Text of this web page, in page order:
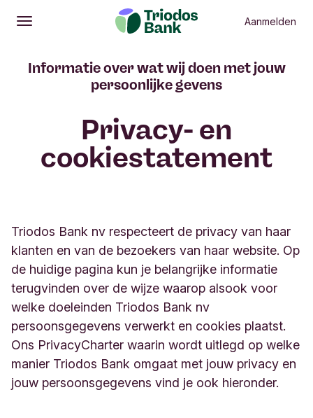
Openen
Hoofdmenu Aanmelden
Privacy- en
cookiestatement
Informatie over wat wij doen met jouw
persoonlijke gevens
Triodos Bank nv respecteert de privacy van haar
klanten en van de bezoekers van haar website. Op
de huidige pagina kun je belangrijke informatie
terugvinden over de wijze waarop alsook voor
welke doeleinden Triodos Bank nv
persoonsgegevens verwerkt en cookies plaatst.
Ons PrivacyCharter waarin wordt uitlegd op welke
manier Triodos Bank omgaat met jouw privacy en
jouw persoonsgegevens vind je ook hieronder.